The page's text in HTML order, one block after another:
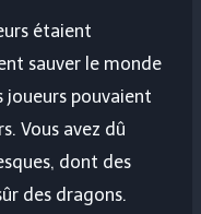
étaient
sauver le monde
joueurs pouvaient
Vous avez dû
dont des
des dragons.